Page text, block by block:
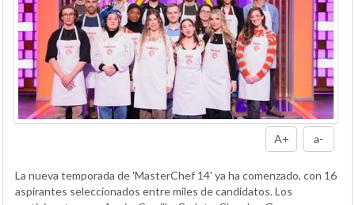
A+ a-
La nueva temporada de 'MasterChef 14' ya ha comenzado, con 16
aspirantes seleccionados entre miles de candidatos. Los